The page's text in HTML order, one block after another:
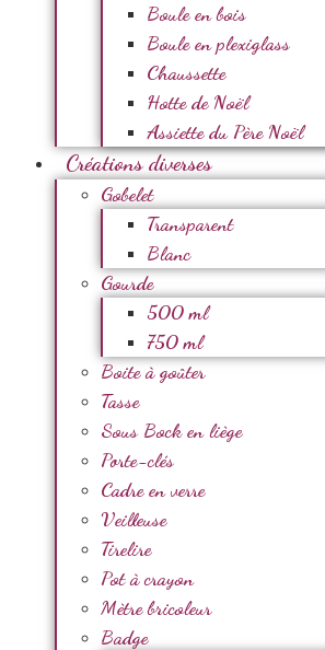
Boule en bois
Boule en plexiglass
Chaussette
Hotte de Noël
Assiette du Père Noël
Créations diverses
Gobelet
Transparent
Blanc
Gourde
500 ml
750 ml
Boite à goûter
Tasse
Sous Bock en liège
Porte-clés
Cadre en verre
Veilleuse
Tirelire
Pot à crayon
Mètre bricoleur
Badge